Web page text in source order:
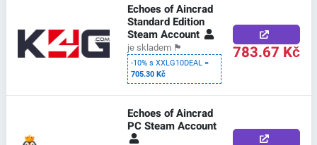
Echoes of Aincrad
Standard Edition
Steam Account
je skladem 🏴
-10% s XXLG10DEAL =
705.30 Kč
783.67 Kč
Echoes of Aincrad
PC Steam Account